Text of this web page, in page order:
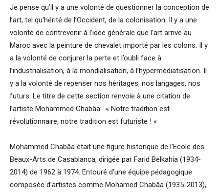
Je pense qu’il y a une volonté de questionner la conception de
l’art, tel qu’hérité de l’Occident, de la colonisation. Il y a une
volonté de contrevenir à l’idée générale que l’art arrive au
Maroc avec la peinture de chevalet importé par les colons. Il y
a la volonté de conjurer la perte et l’oubli face à
l’industrialisation, à la mondialisation, à l’hypermédiatisation. Il
y a la volonté de repenser nos héritages, nos langages, nos
futurs. Le titre de cette section renvoie à une citation de
l’artiste Mohammed Chabâa: « Notre tradition est
révolutionnaire, notre tradition est futuriste ! «
Mohammed Chabâa était une figure historique de l’Ecole des
Beaux-Arts de Casablanca, dirigée par Farid Belkahia (1934-
2014) de 1962 à 1974. Entouré d’une équipe pédagogique
composée d’artistes comme Mohamed Chabâa (1935-2013),